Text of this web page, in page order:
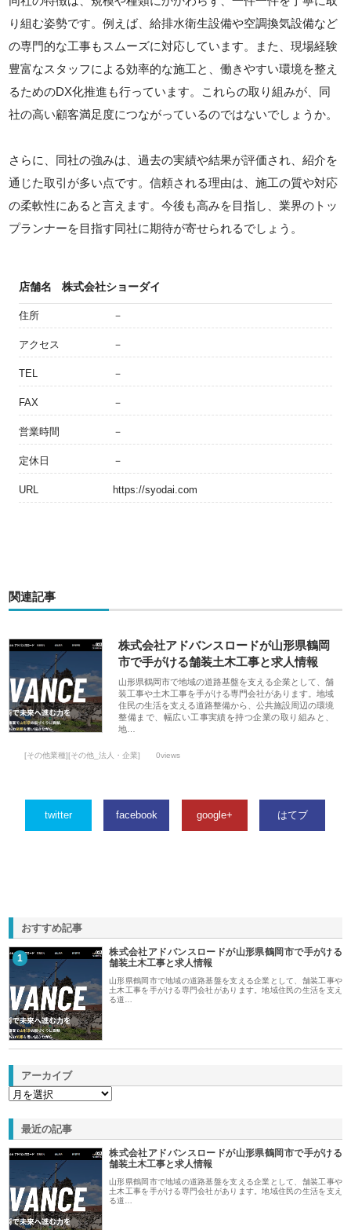
り組む姿勢です。例えば、給排水衛生設備や空調換気設備など
の専門的な工事もスムーズに対応しています。また、現場経験
豊富なスタッフによる効率的な施工と、働きやすい環境を整え
るためのDX化推進も行っています。これらの取り組みが、同
社の高い顧客満足度につながっているのではないでしょうか。
さらに、同社の強みは、過去の実績や結果が評価され、紹介を
通じた取引が多い点です。信頼される理由は、施工の質や対応
の柔軟性にあると言えます。今後も高みを目指し、業界のトッ
プランナーを目指す同社に期待が寄せられるでしょう。
店舗名 株式会社ショーダイ
住所 －
アクセス －
TEL －
FAX －
営業時間 －
定休日 －
URL https://syodai.com
関連記事
株式会社アドバンスロードが山形県鶴岡
市で手がける舗装土木工事と求人情報
山形県鶴岡市で地域の道路基盤を支える企業として、舗
装工事や土木工事を手がける専門会社があります。地域
住民の生活を支える道路整備から、公共施設周辺の環境
整備まで、幅広い工事実績を持つ企業の取り組みと、
地…
[その他業種][その他_法人・企業] 0views
twitter facebook google+ はてブ
おすすめ記事
1
株式会社アドバンスロードが山形県鶴岡市で手がける
舗装土木工事と求人情報
山形県鶴岡市で地域の道路基盤を支える企業として、舗装工事や
土木工事を手がける専門会社があります。地域住民の生活を支え
る道…
アーカイブ
最近の記事
株式会社アドバンスロードが山形県鶴岡市で手がける
舗装土木工事と求人情報
山形県鶴岡市で地域の道路基盤を支える企業として、舗装工事や
土木工事を手がける専門会社があります。地域住民の生活を支え
る道…